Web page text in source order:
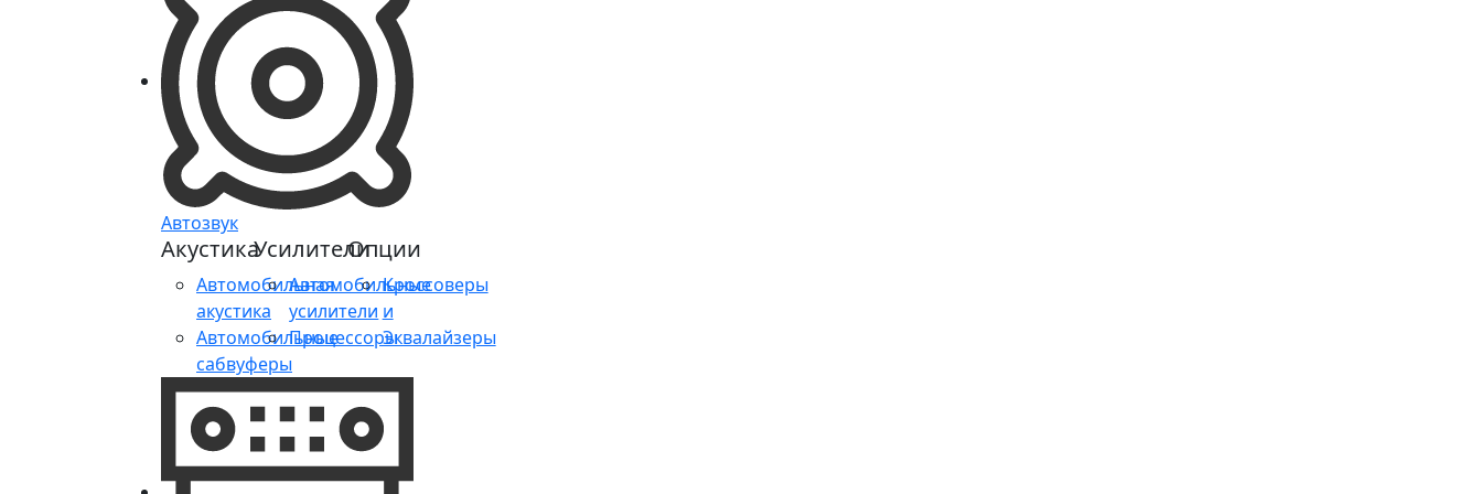
Автозвук
Акустика
Автомобильная
акустика
Автомобильные
сабвуферы
Усилители
Автомобильные
усилители
Процессоры
Опции
Кроссоверы
и
Эквалайзеры